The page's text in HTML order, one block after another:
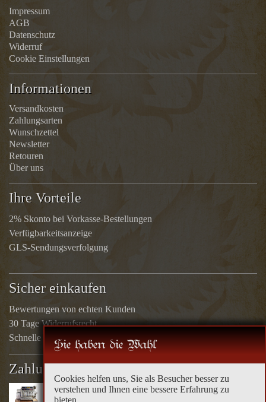
Impressum
AGB
Datenschutz
Widerruf
Cookie Einstellungen
Informationen
Versandkosten
Zahlungsarten
Wunschzettel
Newsletter
Retouren
Über uns
Ihre Vorteile
2% Skonto bei Vorkasse-Bestellungen
Verfügbarkeitsanzeige
GLS-Sendungsverfolgung
Sicher einkaufen
Bewertungen von echten Kunden
30 Tage Widerrufsrecht
Schnelle Rücküberweisungen
Zahlungsarten
Sie haben die Wahl
Cookies helfen uns, Sie als Besucher besser zu
verstehen und Ihnen eine bessere Erfahrung zu
bieten.